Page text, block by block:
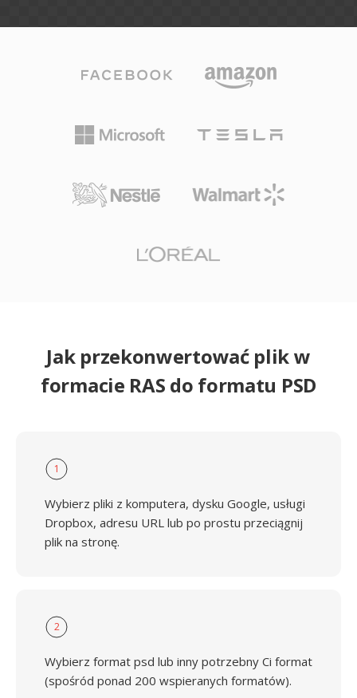
Jak przekonwertować plik w
formacie RAS do formatu PSD
1
Wybierz pliki z komputera, dysku Google, usługi
Dropbox, adresu URL lub po prostu przeciągnij
plik na stronę.
2
Wybierz format psd lub inny potrzebny Ci format
(spośród ponad 200 wspieranych formatów).